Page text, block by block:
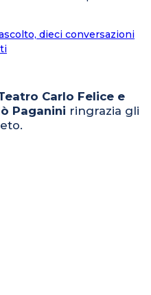
dieci conversazioni
Carlo Felice e
Paganini ringrazia gli